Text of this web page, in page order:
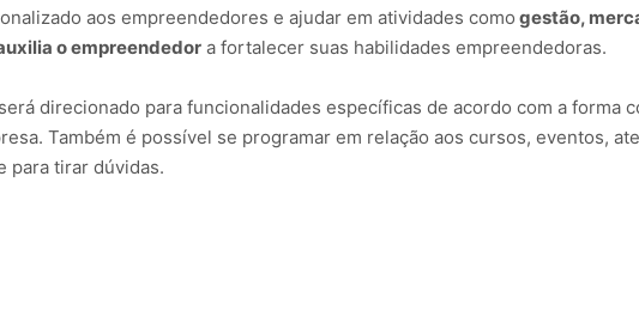
aos empreendedores e ajudar em atividades como gestão,
o empreendedor a fortalecer suas habilidades empreendedoras.
direcionado para funcionalidades específicas de acordo com a forma
Também é possível se programar em relação aos cursos, eventos,
para tirar dúvidas.